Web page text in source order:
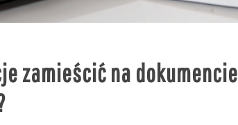
zamieścić na dokumencie